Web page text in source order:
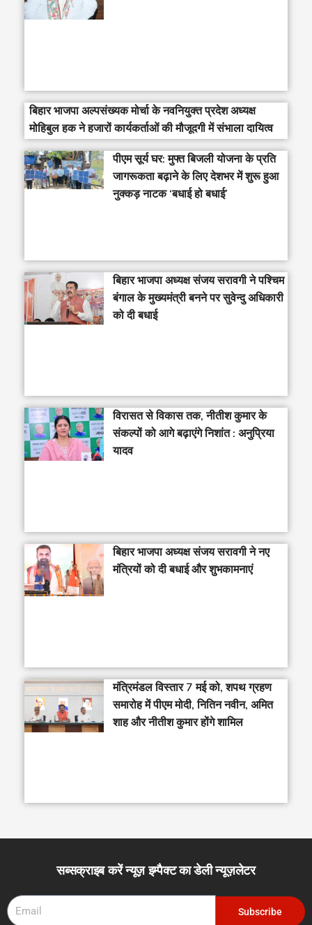
बिहार भाजपा अल्पसंख्यक मोर्चा के नवनियुक्त प्रदेश अध्यक्ष
मोहिबुल हक ने हजारों कार्यकर्ताओं की मौजूदगी में संभाला दायित्व
पीएम सूर्य घर: मुफ्त बिजली योजना के प्रति
जागरूकता बढ़ाने के लिए देशभर में शुरू हुआ
नुक्कड़ नाटक ‘बधाई हो बधाई’
‎बिहार भाजपा अध्यक्ष संजय सरावगी ने पश्चिम
बंगाल के मुख्यमंत्री बनने पर सुवेन्दु अधिकारी
को दी बधाई
विरासत से विकास तक, नीतीश कुमार के
संकल्पों को आगे बढ़ाएंगे निशांत : अनुप्रिया
यादव
बिहार भाजपा अध्यक्ष संजय सरावगी ने नए
मंत्रियों को दी बधाई और शुभकामनाएं
मंत्रिमंडल विस्तार 7 मई को, शपथ ग्रहण
समारोह में पीएम मोदी, नितिन नवीन, अमित
शाह और नीतीश कुमार होंगे शामिल
सब्सक्राइब करें न्यूज़ इम्पैक्ट का डेली न्यूज़लेटर
Subscribe